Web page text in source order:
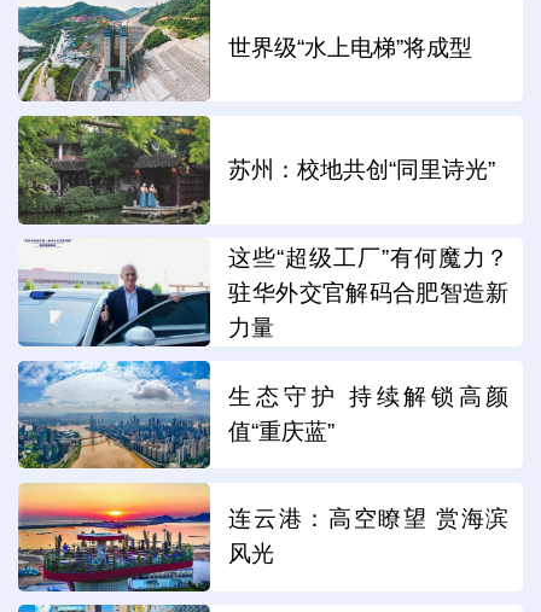
世界级“水上电梯”将成型
苏州：校地共创“同里诗光”
这些“超级工厂”有何魔力？
驻华外交官解码合肥智造新
力量
生态守护 持续解锁高颜
值“重庆蓝”
连云港：高空瞭望 赏海滨
风光